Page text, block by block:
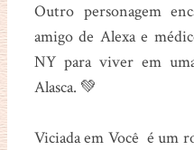
Outro personagem
amigo de Alexa e
NY para viver em
Alasca. 💚
Viciada em Você é um